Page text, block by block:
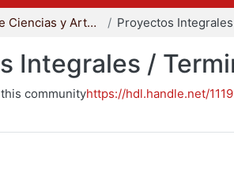
División de Ciencias y Artes para el Diseño
Integrales /
communityhttps://hdl.handle.net/